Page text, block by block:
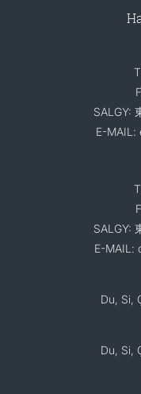
SALGY:
E-MAIL:
SALGY:
E-MAIL:
Du, Si,
Du, Si,